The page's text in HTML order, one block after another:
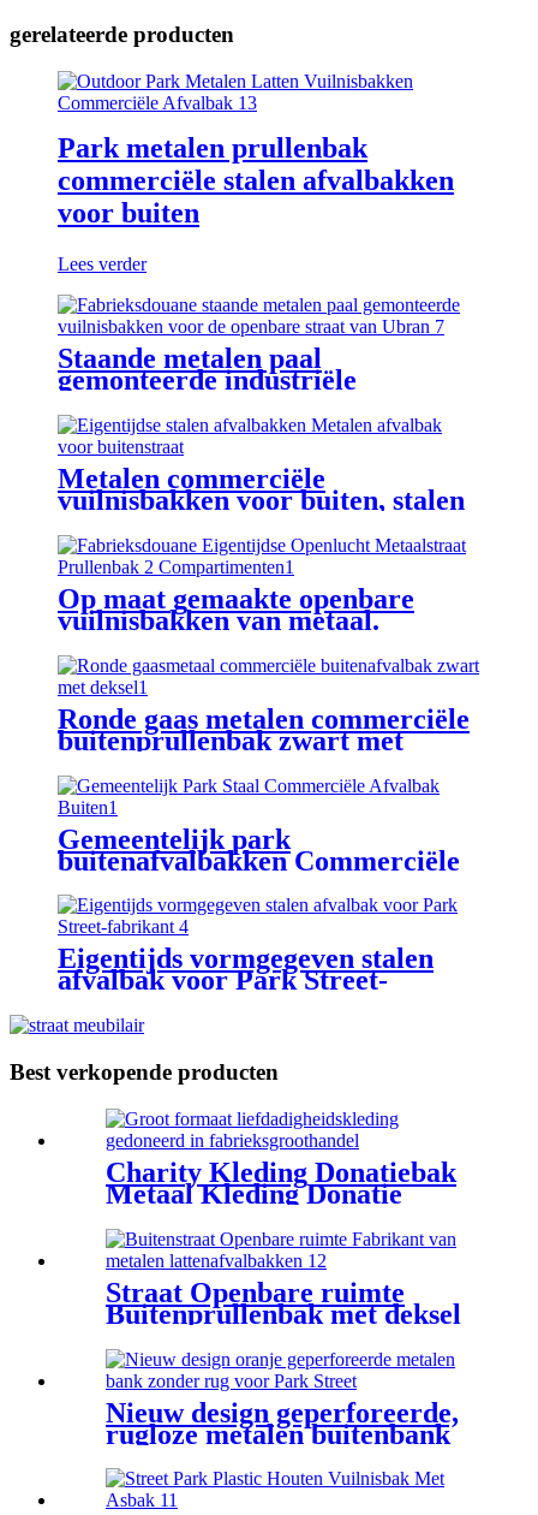
gerelateerde producten
Park metalen prullenbak
commerciële stalen afvalbakken
voor buiten
Lees verder
Staande metalen paal
gemonteerde industriële
vuilnisbakken voor de openbare
straat van Ubran
Metalen commerciële
vuilnisbakken voor buiten, stalen
Op maat gemaakte openbare
vuilnisbakken van metaal.
Ronde gaas metalen commerciële
buitenprullenbak zwart met
Gemeentelijk park
buitenafvalbakken Commerciële
Eigentijds vormgegeven stalen
afvalbak voor Park Street-
Best verkopende producten
Charity Kleding Donatiebak
Metaal Kleding Donatie
Inleverbox Geel
Straat Openbare ruimte
Buitenprullenbak met deksel
Fabrikant
Nieuw design geperforeerde,
rugloze metalen buitenbank